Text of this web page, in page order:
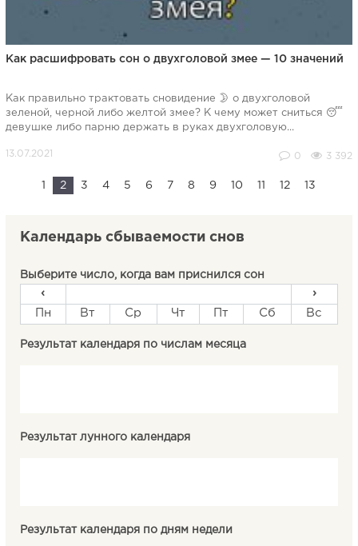
Как расшифровать сон о двухголовой змее — 10 значений
Как правильно трактовать сновидение 🌛 о двухголовой
зеленой, черной либо желтой змее? К чему может сниться 😴
девушке либо парню держать в руках двухголовую...
0 3 392
2 3 4 5 6 7 8 9 10 12 13
Календарь сбываемости снов
Выберите число, когда вам приснился сон
‹
›
Пн
Вт Ср Чт Пт Сб Вс
Результат календаря по числам месяца
Результат лунного календаря
Результат календаря по дням недели